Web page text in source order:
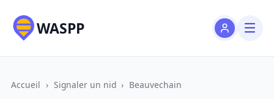
WASPP
Accueil › Signaler un nid › Beauvechain